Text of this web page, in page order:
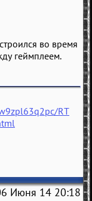
во время
геймплеем.
RT
Июня 14 20:18